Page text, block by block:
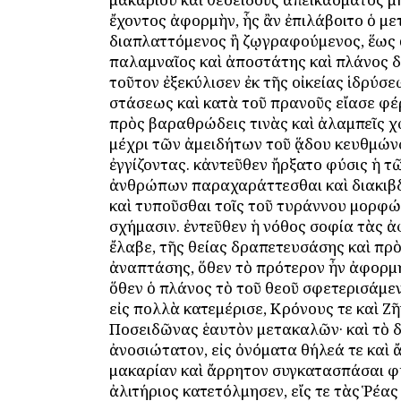
ἔχοντος ἀφορμὴν, ἧς ἂν ἐπιλάβοιτο ὁ
διαπλαττόμενος ἢ ζῳγραφούμενος, ἕως
παλαμναῖος καὶ ἀποστάτης καὶ πλάνος
τοῦτον ἐξεκύλισεν ἐκ τῆς οἰκείας
στάσεως καὶ κατὰ τοῦ πρανοῦς εἴασε
πρὸς βαραθρώδεις τινὰς καὶ ἀλαμπεῖς
μέχρι τῶν ἀμειδήτων τοῦ ᾅδου
ἐγγίζοντας. κἀντεῦθεν ἤρξατο φύσις ἡ
ἀνθρώπων παραχαράττεσθαι καὶ
καὶ τυποῦσθαι τοῖς τοῦ τυράννου
σχήμασιν. ἐντεῦθεν ἡ νόθος σοφία τὰς
ἔλαβε, τῆς θείας δραπετευσάσης καὶ
ἀναπτάσης, ὅθεν τὸ πρότερον ἦν
ὅθεν ὁ πλάνος τὸ τοῦ θεοῦ
εἰς πολλὰ κατεμέρισε, Κρόνους τε καὶ
Ποσειδῶνας ἑαυτὸν μετακαλῶν· καὶ τὸ
ἀνοσιώτατον, εἰς ὀνόματα θήλεά τε καὶ
μακαρίαν καὶ ἄρρητον συγκατασπάσαι
ἀλιτήριος κατετόλμησεν, εἴς τε τὰς Ῥέας